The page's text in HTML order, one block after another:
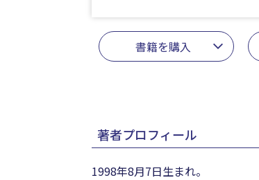
書籍を購入
著者プロフィール
1998年8月7日生まれ。